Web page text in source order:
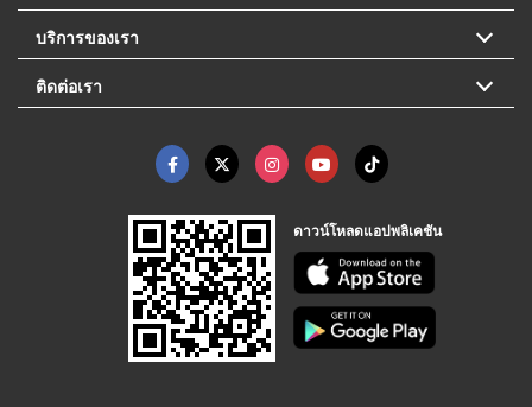
บริการของเรา
ติดต่อเรา
ดาวน์โหลดแอปพลิเคชัน